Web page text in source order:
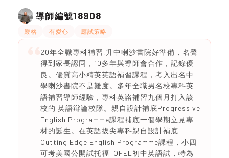
導師編號18908
嚴格 有愛心 應試策略
20年全職專科補習,升中喇沙書院好準備，名聲
得到家長認同，10多年與導師會合作，記錄優
良。優質高小精英英語補習課程，考入出名中
學喇沙書院不是難度。多年全職男名校專科英
語補習導師經驗，專科英詻補習九個月打入該
校的 英語辯論校隊。親自設計補底Progressive
English Programme課程補底一個學期立見專
材的誕生。在英語拔尖專科親自設計補底
Cutting Edge English Programme課程，小四
可考美國公開試托福TOFEL初中英語試，特為